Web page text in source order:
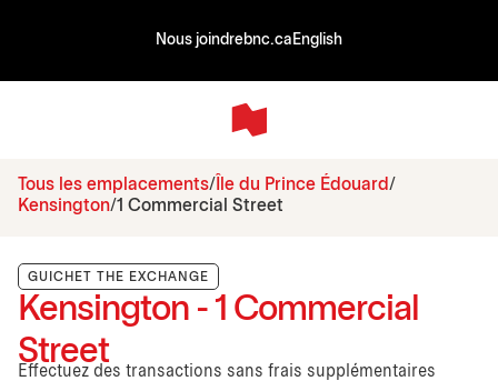
Nous joindrebnc.ca English
Tous les emplacements
Île du Prince Édouard
Kensington 1 Commercial Street
GUICHET THE EXCHANGE
Kensington - 1 Commercial
Street
Effectuez des transactions sans frais supplémentaires